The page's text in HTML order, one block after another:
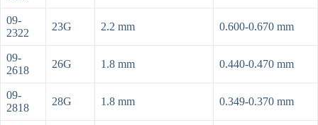
09-
2322
23G 2.2 mm 0.600-0.670 mm
09-
2618
26G 1.8 mm 0.440-0.470 mm
09-
2818
28G 1.8 mm 0.349-0.370 mm